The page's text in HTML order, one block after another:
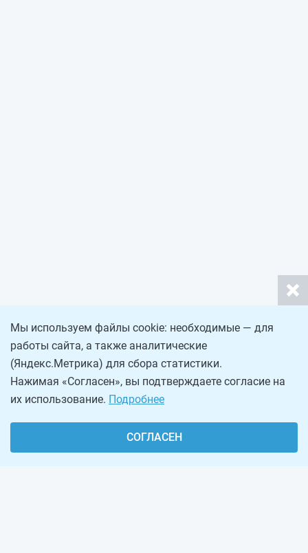
Мы используем файлы cookie: необходимые — для
работы сайта, а также аналитические
(Яндекс.Метрика) для сбора статистики.
Нажимая «Согласен», вы подтверждаете согласие на
их использование. Подробнее
СОГЛАСЕН